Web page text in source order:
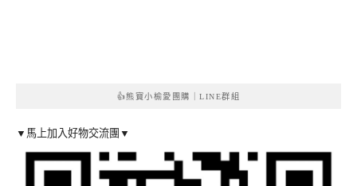
👍熊寶小榆愛團購｜LINE群組
▼馬上加入好物交流團▼